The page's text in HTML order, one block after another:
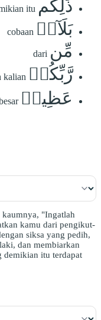
ذَٰلِكُم itu
بَلَآءٞ cobaan
مِّن dari
رَّبِّكُمۡ kalian
عَظِيمٞ
"Ingatlah
kamu dari pengikut-
siksa yang pedih,
dan membiarkan
demikian itu terdapat